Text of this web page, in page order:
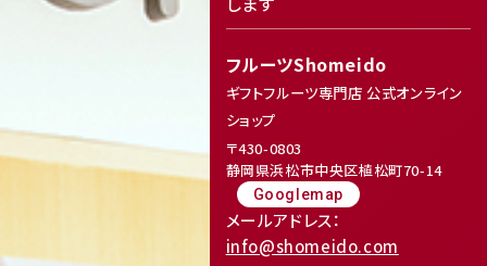
フルーツShomeido
ギフトフルーツ専門店 公式オンライン
ショップ
〒430-0803
静岡県浜松市中央区植松町70-14
Googlemap
メールアドレス：
info@shomeido.com